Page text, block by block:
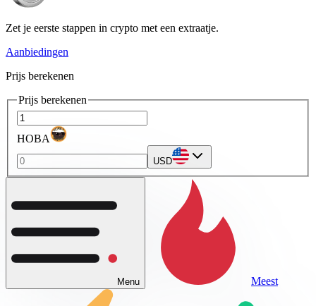
Zet je eerste stappen in crypto met een extraatje.
Aanbiedingen
Prijs berekenen
Prijs berekenen
HOBA
USD
Menu Meest